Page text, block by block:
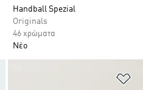
Handball Spezial
Originals
46 χρώματα
Νέο
Προσθήκη στη Λίστα Επιθυμιών